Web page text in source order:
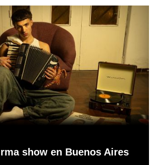
show en Buenos Aires